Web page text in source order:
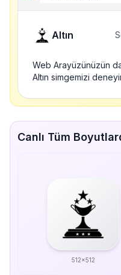
Altın
Web Arayüzünüzün
Altın simgemizi
Canlı Tüm
512x512